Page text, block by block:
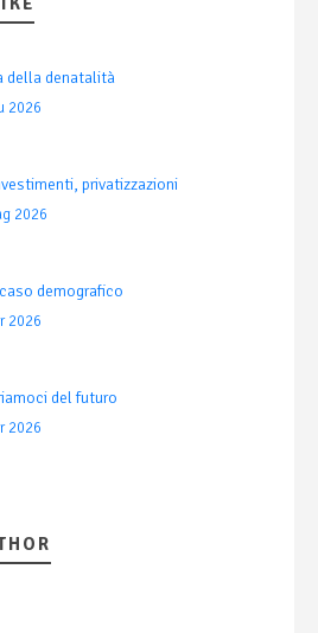
della denatalità
2026
privatizzazioni
2026
demografico
2026
del futuro
2026